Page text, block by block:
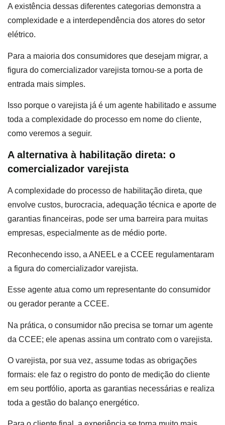
A existência dessas diferentes categorias demonstra a
complexidade e a interdependência dos atores do setor
elétrico.
Para a maioria dos consumidores que desejam migrar, a
figura do comercializador varejista tornou-se a porta de
entrada mais simples.
Isso porque o varejista já é um agente habilitado e assume
toda a complexidade do processo em nome do cliente,
como veremos a seguir.
A alternativa à habilitação direta: o
comercializador varejista
A complexidade do processo de habilitação direta, que
envolve custos, burocracia, adequação técnica e aporte de
garantias financeiras, pode ser uma barreira para muitas
empresas, especialmente as de médio porte.
Reconhecendo isso, a ANEEL e a CCEE regulamentaram
a figura do comercializador varejista.
Esse agente atua como um representante do consumidor
ou gerador perante a CCEE.
Na prática, o consumidor não precisa se tornar um agente
da CCEE; ele apenas assina um contrato com o varejista.
O varejista, por sua vez, assume todas as obrigações
formais: ele faz o registro do ponto de medição do cliente
em seu portfólio, aporta as garantias necessárias e realiza
toda a gestão do balanço energético.